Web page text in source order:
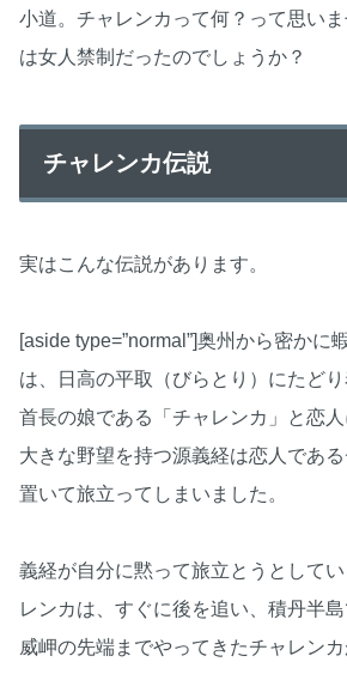
小道。チャレンカって何？って思い
は女人禁制だったのでしょうか？
チャレンカ伝説
実はこんな伝説があります。
[aside type=”normal”]奥州から密かに
は、日高の平取（びらとり）にたどり
首長の娘である「チャレンカ」と恋
大きな野望を持つ源義経は恋人である
置いて旅立ってしまいました。
義経が自分に黙って旅立とうとして
レンカは、すぐに後を追い、積丹半
威岬の先端までやってきたチャレン